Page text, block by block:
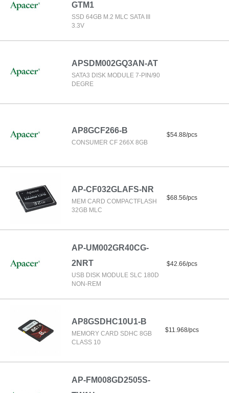
GTM1
SSD 64GB M.2 MLC SATA III
3.3V
APSDM002GQ3AN-AT
SATA3 DISK MODULE 7-PIN/90
DEGRE
AP8GCF266-B
CONSUMER CF 266X 8GB
$54.88/pcs
AP-CF032GLAFS-NR
MEM CARD COMPACTFLASH
32GB MLC
$68.56/pcs
AP-UM002GR40CG-
2NRT
USB DISK MODULE SLC 180D
NON-REM
$42.66/pcs
AP8GSDHC10U1-B
MEMORY CARD SDHC 8GB
CLASS 10
$11.968/pcs
AP-FM008GD2505S-